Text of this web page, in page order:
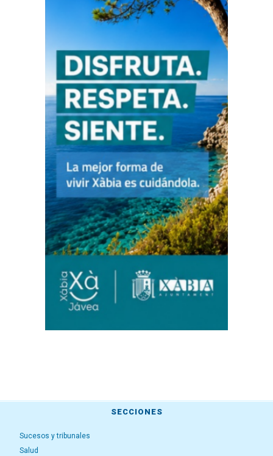
SECCIONES
Sucesos y tribunales
Salud